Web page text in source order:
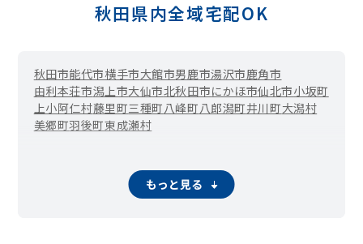
秋田県内全域宅配OK
秋田市能代市横手市大館市男鹿市湯沢市鹿角市
由利本荘市潟上市大仙市北秋田市にかほ市仙北市小坂町
上小阿仁村藤里町三種町 八峰町 八郎潟町井川町大潟村
美郷町羽後町東成瀬村
もっと見る